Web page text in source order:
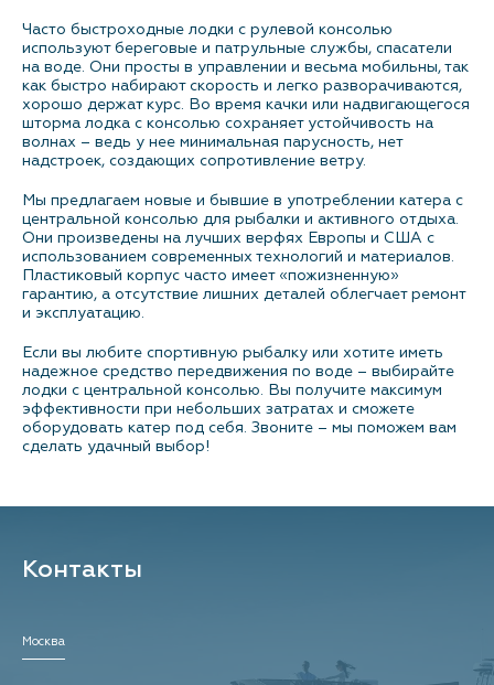
Часто быстроходные лодки с рулевой консолью
используют береговые и патрульные службы, спасатели
на воде. Они просты в управлении и весьма мобильны, так
как быстро набирают скорость и легко разворачиваются,
хорошо держат курс. Во время качки или надвигающегося
шторма лодка с консолью сохраняет устойчивость на
волнах – ведь у нее минимальная парусность, нет
надстроек, создающих сопротивление ветру.
Мы предлагаем новые и бывшие в употреблении катера с
центральной консолью для рыбалки и активного отдыха.
Они произведены на лучших верфях Европы и США с
использованием современных технологий и материалов.
Пластиковый корпус часто имеет «пожизненную»
гарантию, а отсутствие лишних деталей облегчает ремонт
и эксплуатацию.
Если вы любите спортивную рыбалку или хотите иметь
надежное средство передвижения по воде – выбирайте
лодки с центральной консолью. Вы получите максимум
эффективности при небольших затратах и сможете
оборудовать катер под себя. Звоните – мы поможем вам
сделать удачный выбор!
Контакты
Москва